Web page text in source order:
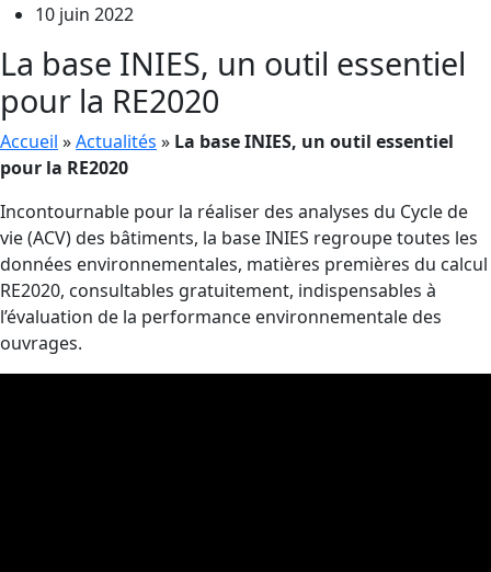
10 juin 2022
La base INIES, un outil essentiel
pour la RE2020
Accueil »Actualités » La base INIES, un outil essentiel
pour la RE2020
Incontournable pour la réaliser des analyses du Cycle de
vie (ACV) des bâtiments, la base INIES regroupe toutes les
données environnementales, matières premières du calcul
RE2020, consultables gratuitement, indispensables à
l’évaluation de la performance environnementale des
ouvrages.